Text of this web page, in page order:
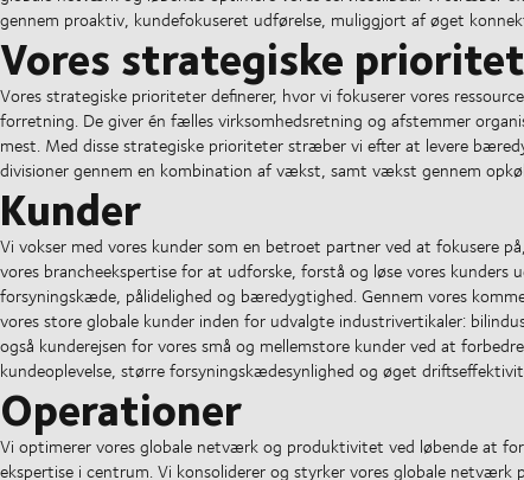
gennem proaktiv, kundefokuseret udførelse, muliggjort af øget
Vores strategiske
Vores strategiske prioriteter definerer, hvor vi fokuserer vores
forretning. De giver én fælles virksomhedsretning og afstemmer
mest. Med disse strategiske prioriteter stræber vi efter at levere
divisioner gennem en kombination af vækst, samt vækst gennem
Kunder
Vi vokser med vores kunder som en betroet partner ved at fokusere
vores brancheekspertise for at udforske, forstå og løse vores
forsyningskæde, pålidelighed og bæredygtighed. Gennem vores
vores store globale kunder inden for udvalgte industrivertikaler:
også kunderejsen for vores små og mellemstore kunder ved at
kundeoplevelse, større forsyningskædesynlighed og øget
Operationer
Vi optimerer vores globale netværk og produktivitet ved løbende at
ekspertise i centrum. Vi konsoliderer og styrker vores globale